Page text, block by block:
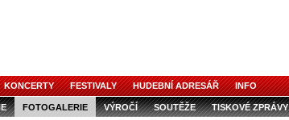
KONCERTY FESTIVALY HUDEBNÍ ADRESÁŘ INFO
FOTOGALERIE VÝROČÍ SOUTĚŽE TISKOVÉ ZPRÁVY